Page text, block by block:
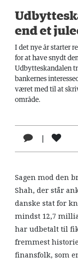
TIL
LÆSER
NAVNE
HISTORIE
TEORI
end et
I det nye år starter
for at have snydt
Udbytteskandalen
bankernes
været med til at
område.
|
Sagen mod den
Shah, der står
danske stat for
mindst 12,7
har udbetalt til
fremmest
finansfolk, som